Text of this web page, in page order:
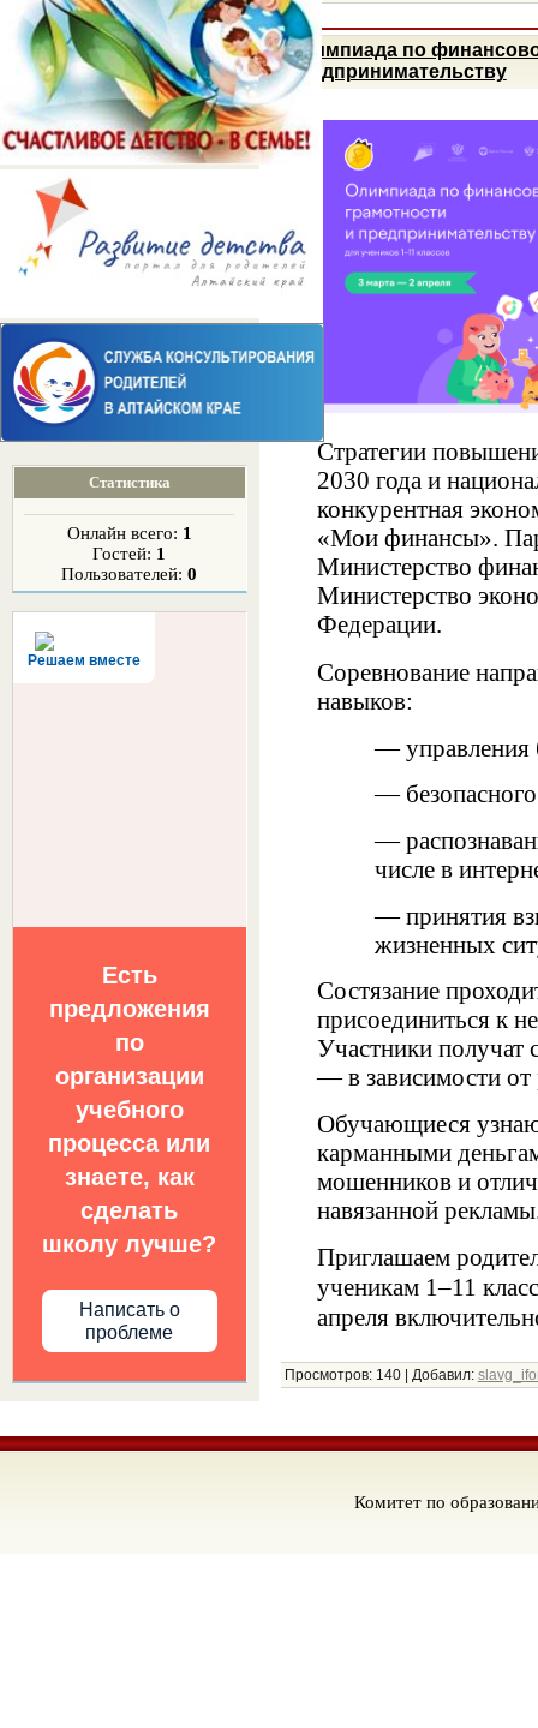
Статистика
Онлайн всего: 1
Гостей: 1
Пользователей:0
Решаем вместе
Есть
предложения
по
организации
учебного
процесса или
знаете, как
сделать
школу лучше?
Написать о
проблеме
Олимпиада по
предпринимательству
Стратегии
2030 года и
конкурентная
«Мои финансы».
Министерство
Министерство
Федерации.
Соревнование
навыков:
—
—
—
числе в
— принятия
жизненных
Состязание
присоединиться к
Участники получат
— в зависимости от
Обучающиеся
карманными
мошенников и
навязанной
Приглашаем
ученикам 1–11
апреля
Просмотров: 140 Добавил:
Комитет по